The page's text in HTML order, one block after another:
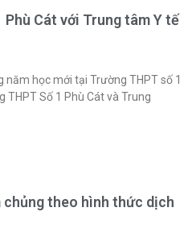
Cát với Trung tâm Y tế
học mới tại Trường THPT số 1
THPT Số 1 Phù Cát và Trung
theo hình thức dịch